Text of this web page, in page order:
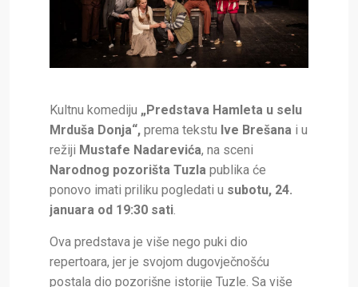
Kultnu komediju „Predstava Hamleta u selu
Mrduša Donja“, prema tekstu Ive Brešana i u
režiji Mustafe Nadarevića, na sceni
Narodnog pozorišta Tuzla publika će
ponovo imati priliku pogledati u subotu, 24.
januara od 19:30 sati.
Ova predstava je više nego puki dio
repertoara, jer je svojom dugovječnošću
postala dio pozorišne istorije Tuzle. Sa više